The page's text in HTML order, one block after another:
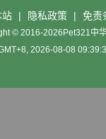
站 | 隐私政策 | 免责
© 2016-2026Pet321中
2026-08-08